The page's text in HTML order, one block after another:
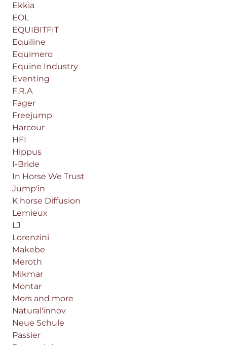
Ekkia
EOL
EQUIBITFIT
Equiline
Equimero
Equine Industry
Eventing
F.R.A
Fager
Freejump
Harcour
HFI
Hippus
I-Bride
In Horse We Trust
Jump'in
K horse Diffusion
Lemieux
LJ
Lorenzini
Makebe
Meroth
Mikmar
Montar
Mors and more
Natural'innov
Neue Schule
Passier